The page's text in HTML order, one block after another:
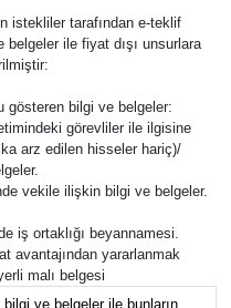
istekliler tarafından e-teklif
belgeler ile fiyat dışı unsurlara
gösteren bilgi ve belgeler:
görevliler ile ilgisine
arz edilen hisseler hariç)/
vekile ilişkin bilgi ve belgeler.
iş ortaklığı beyannamesi.
avantajından yararlanmak
malı belgesi
ve belgeler ile bunların